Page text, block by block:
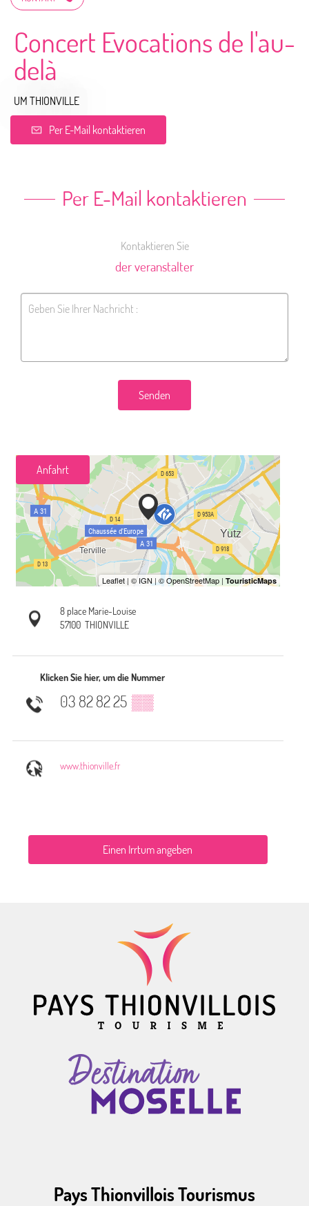
Concert Evocations de l'au-
delà
UM THIONVILLE
Per E-Mail kontaktieren
Per E-Mail kontaktieren
Kontaktieren Sie
der veranstalter
Senden
Anfahrt
8 place Marie-Louise
57100 THIONVILLE
Klicken Sie hier, um die Nummer
03 82 82 25 ▒▒
www.thionville.fr
Einen Irrtum angeben
Pays Thionvillois Tourismus